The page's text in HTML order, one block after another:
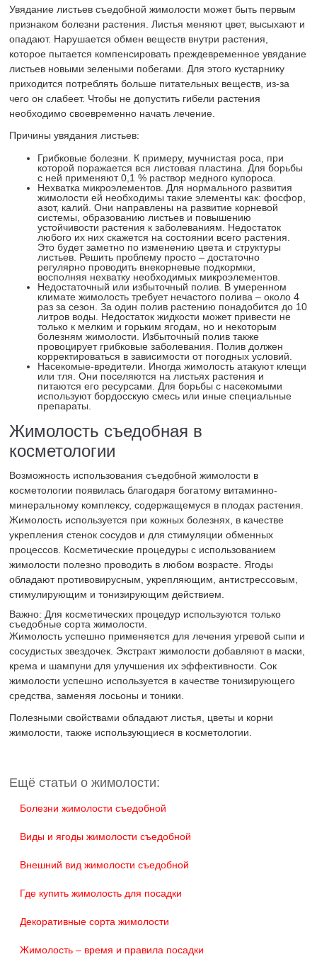
Увядание листьев съедобной жимолости может быть первым
признаком болезни растения. Листья меняют цвет, высыхают и
опадают. Нарушается обмен веществ внутри растения,
которое пытается компенсировать преждевременное увядание
листьев новыми зелеными побегами. Для этого кустарнику
приходится потреблять больше питательных веществ, из-за
чего он слабеет. Чтобы не допустить гибели растения
необходимо своевременно начать лечение.
Причины увядания листьев:
Грибковые болезни. К примеру, мучнистая роса, при
которой поражается вся листовая пластина. Для борьбы
с ней применяют 0,1 % раствор медного купороса.
Нехватка микроэлементов. Для нормального развития
жимолости ей необходимы такие элементы как: фосфор,
азот, калий. Они направлены на развитие корневой
системы, образованию листьев и повышению
устойчивости растения к заболеваниям. Недостаток
любого их них скажется на состоянии всего растения.
Это будет заметно по изменению цвета и структуры
листьев. Решить проблему просто – достаточно
регулярно проводить внекорневые подкормки,
восполняя нехватку необходимых микроэлементов.
Недостаточный или избыточный полив. В умеренном
климате жимолость требует нечастого полива – около 4
раз за сезон. За один полив растению понадобится до 10
литров воды. Недостаток жидкости может привести не
только к мелким и горьким ягодам, но и некоторым
болезням жимолости. Избыточный полив также
провоцирует грибковые заболевания. Полив должен
корректироваться в зависимости от погодных условий.
Насекомые-вредители. Иногда жимолость атакуют клещи
или тля. Они поселяются на листьях растения и
питаются его ресурсами. Для борьбы с насекомыми
используют бордосскую смесь или иные специальные
препараты.
Жимолость съедобная в
косметологии
Возможность использования съедобной жимолости в
косметологии появилась благодаря богатому витаминно-
минеральному комплексу, содержащемуся в плодах растения.
Жимолость используется при кожных болезнях, в качестве
укрепления стенок сосудов и для стимуляции обменных
процессов. Косметические процедуры с использованием
жимолости полезно проводить в любом возрасте. Ягоды
обладают противовирусным, укрепляющим, антистрессовым,
стимулирующим и тонизирующим действием.
Важно: Для косметических процедур используются только
съедобные сорта жимолости.
Жимолость успешно применяется для лечения угревой сыпи и
сосудистых звездочек. Экстракт жимолости добавляют в маски,
крема и шампуни для улучшения их эффективности. Сок
жимолости успешно используется в качестве тонизирующего
средства, заменяя лосьоны и тоники.
Полезными свойствами обладают листья, цветы и корни
жимолости, также использующиеся в косметологии.
Ещё статьи о жимолости:
Болезни жимолости съедобной
Виды и ягоды жимолости съедобной
Внешний вид жимолости съедобной
Где купить жимолость для посадки
Декоративные сорта жимолости
Жимолость – время и правила посадки